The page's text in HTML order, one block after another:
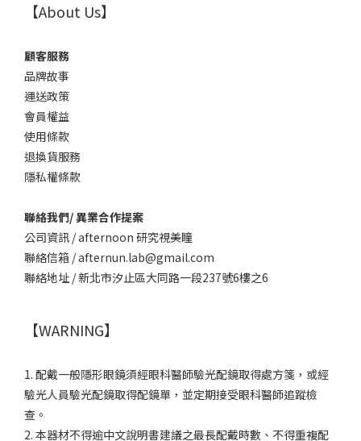
【About Us】
顧客服務
品牌故事
運送政策
會員權益
使用條款
退換貨服務
隱私權條款
聯絡我們/ 異業合作提案
公司資訊 / afternoon 研究視美瞳
聯絡信箱 / afternun.lab@gmail.com
聯絡地址 / 新北市汐止區大同路一段237號6樓之6
【WARNING】
1. 配戴一般隱形眼鏡須經眼科醫師驗光配鏡取得處方箋，或經
驗光人員驗光配鏡取得配鏡單，並定期接受眼科醫師追蹤檢
查。
2. 本器材不得逾中文說明書建議之最長配戴時數、不得重複配